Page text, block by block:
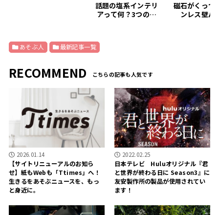
話題の塩系インテリ
アって何？3つの基
磁石がくっつ
ンレス壁パ
あそぶ人 最新記事一覧
RECOMMEND
2026.01.14
【サイトリニューアルのお知ら
せ】紙もWebも「Ttimes」へ！
生きるをあそぶニュースを、もっ
と身近に。
2022.02.25
日本テレビ Huluオリジナル『君
と世界が終わる日に Season3』に
友安製作所の製品が使用されてい
ます！